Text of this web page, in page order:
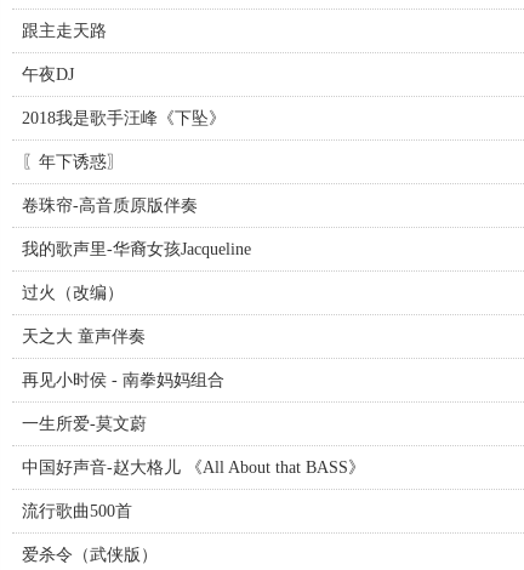
跟主走天路
午夜DJ
2018我是歌手汪峰《下坠》
〖年下诱惑〗
卷珠帘-高音质原版伴奏
我的歌声里-华裔女孩Jacqueline
过火（改编）
天之大 童声伴奏
再见小时侯 - 南拳妈妈组合
一生所爱-莫文蔚
中国好声音-赵大格儿 《All About that BASS》
流行歌曲500首
爱杀令（武侠版）